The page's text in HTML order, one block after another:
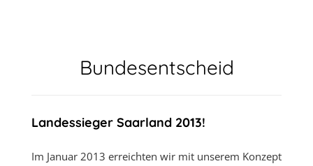
Bundesentscheid
Landessieger Saarland 2013!
Im Januar 2013 erreichten wir mit unserem Konzept